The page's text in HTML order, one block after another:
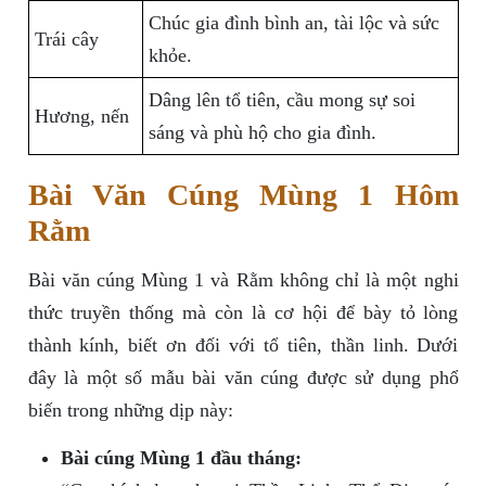
Trái cây
Chúc gia đình bình an, tài lộc và sức
khỏe.
Hương, nến
Dâng lên tổ tiên, cầu mong sự soi
sáng và phù hộ cho gia đình.
Bài Văn Cúng Mùng 1 Hôm
Rằm
Bài văn cúng Mùng 1 và Rằm không chỉ là một nghi
thức truyền thống mà còn là cơ hội để bày tỏ lòng
thành kính, biết ơn đối với tổ tiên, thần linh. Dưới
đây là một số mẫu bài văn cúng được sử dụng phổ
biến trong những dịp này:
Bài cúng Mùng 1 đầu tháng: